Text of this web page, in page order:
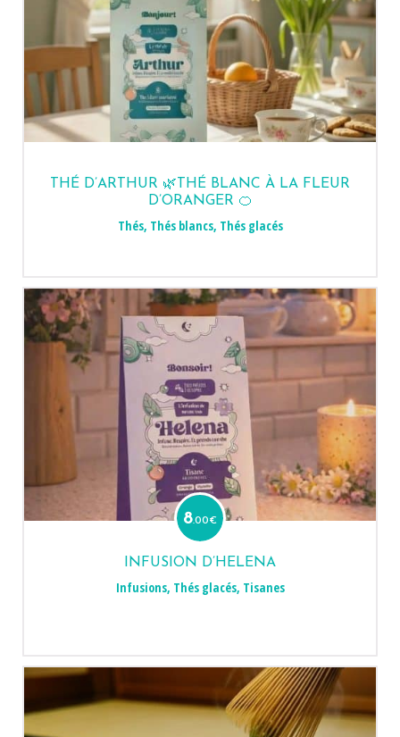
THÉ D’ARTHUR 🌿THÉ BLANC À LA FLEUR
D’ORANGER 🍊
Thés, Thés blancs, Thés glacés
8.00€
INFUSION D’HELENA
Infusions, Thés glacés, Tisanes